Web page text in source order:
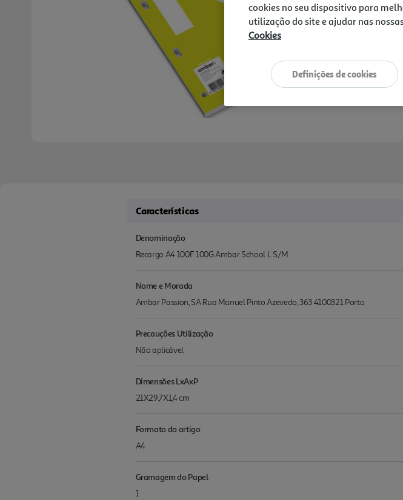
Características
Denominação
Recarga A4 100F 100G Ambar School L S/M
Nome e Morada
Ambar Passion, SA Rua Manuel Pinto Azevedo, 363 4100321 Porto
Precauções Utilização
Não aplicável
Dimensões LxAxP
21X29,7X1,4 cm
Formato do artigo
A4
Gramagem do Papel
1
cookies no seu dispositivo para
utilização do site e ajudar nas
Cookies
Definições de cookies